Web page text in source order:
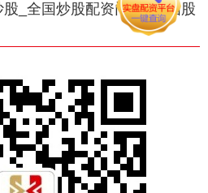
_全国炒股配资门户_全国股